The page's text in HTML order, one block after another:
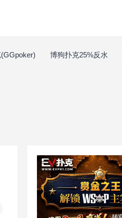
博狗扑克25%反水